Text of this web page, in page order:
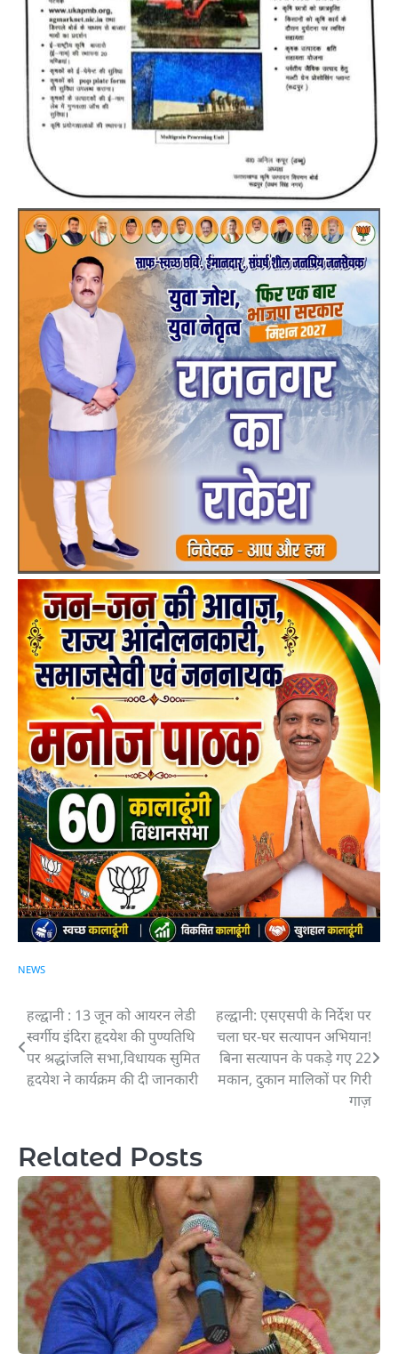
NEWS
Post
navigation
हल्द्वानी : 13 जून को आयरन लेडी
स्वर्गीय इंदिरा हृदयेश की पुण्यतिथि
पर श्रद्धांजलि सभा,विधायक सुमित
हृदयेश ने कार्यक्रम की दी जानकारी
हल्द्वानी: एसएसपी के निर्देश पर
चला घर-घर सत्यापन अभियान!
बिना सत्यापन के पकड़े गए 22
मकान, दुकान मालिकों पर गिरी
गाज़
Related Posts